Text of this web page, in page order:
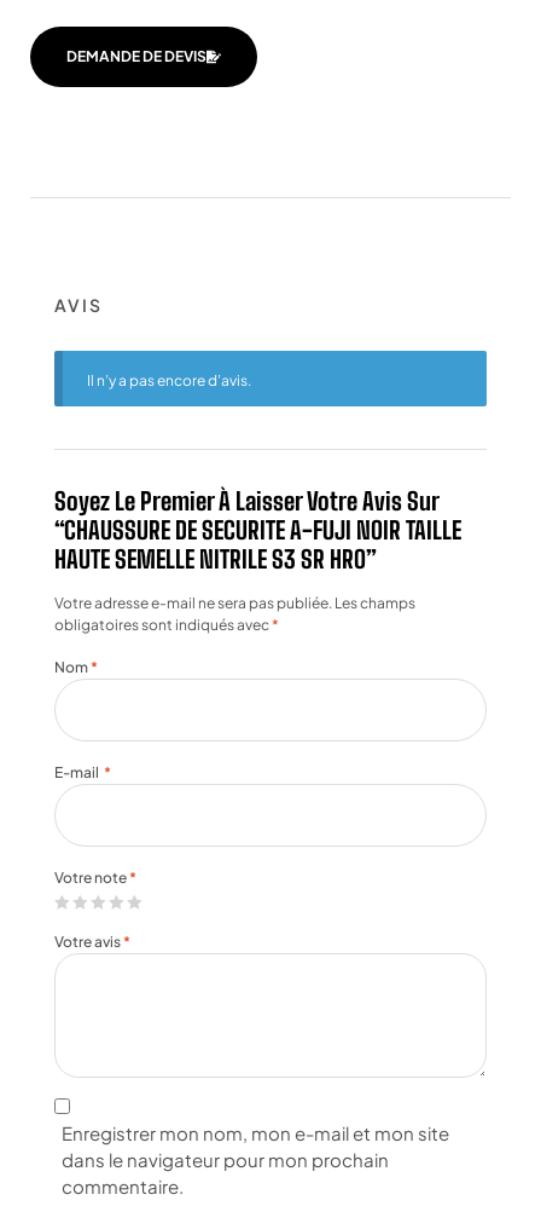
DEMANDE DE DEVIS
AVIS
Il n’y a pas encore d’avis.
Soyez Le Premier À Laisser Votre Avis Sur
“CHAUSSURE DE SECURITE A-FUJI NOIR TAILLE
HAUTE SEMELLE NITRILE S3 SR HRO”
Votre adresse e-mail ne sera pas publiée. Les champs
obligatoires sont indiqués avec*
Votre note *
Votre avis *
Nom *
E-mail *
Enregistrer mon nom, mon e-mail et mon site
dans le navigateur pour mon prochain
commentaire.